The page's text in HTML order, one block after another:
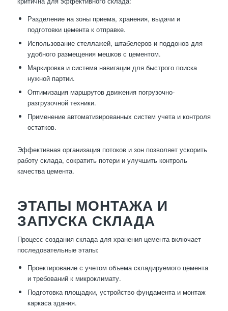
Разделение на зоны приема, хранения, выдачи и
подготовки цемента к отправке.
Использование стеллажей, штабелеров и поддонов для
удобного размещения мешков с цементом.
Маркировка и система навигации для быстрого поиска
нужной партии.
Оптимизация маршрутов движения погрузочно-
разгрузочной техники.
Применение автоматизированных систем учета и контроля
остатков.
Эффективная организация потоков и зон позволяет ускорить
работу склада, сократить потери и улучшить контроль
качества цемента.
ЭТАПЫ МОНТАЖА И
ЗАПУСКА СКЛАДА
Процесс создания склада для хранения цемента включает
последовательные этапы:
Проектирование с учетом объема складируемого цемента
и требований к микроклимату.
Подготовка площадки, устройство фундамента и монтаж
каркаса здания.